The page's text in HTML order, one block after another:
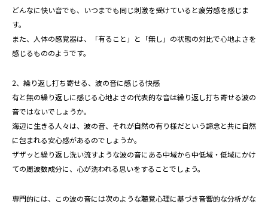
どんなに快い音でも、いつまでも同じ刺激を受けていると疲労感を感じま
す。
また、人体の感覚器は、「有ること」と「無し」の状態の対比で心地よさを
感じるもののようです。
2、繰り返し打ち寄せる、波の音に感じる快感
有と無の繰り返しに感じる心地よさの代表的な音は繰り返し打ち寄せる波の
音ではないでしょうか。
海辺に生きる人々は、波の音、それが自然の有り様だという諦念と共に自然
に包まれる安心感があるのでしょうか。
ザザッと繰り返し洗い流すような波の音にある中域から中低域・低域にかけ
ての周波数成分に、心が洗われる思いをすることでしょう。
専門的には、この波の音には次のような聴覚心理に基づき音響的な分析がな